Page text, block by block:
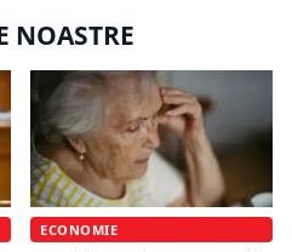
NOASTRE
ECONOMIE